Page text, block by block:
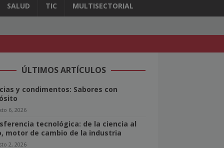
SALUD TIC MULTISECTORIAL
ÚLTIMOS ARTÍCULOS
y condimentos: Sabores con
6, 2026
tecnológica: de la ciencia al
motor de cambio de la industria
2, 2026